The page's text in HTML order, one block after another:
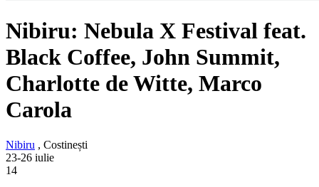
Nibiru: Nebula X Festival feat.
Black Coffee, John Summit,
Charlotte de Witte, Marco
Carola
Nibiru , Costinești
23-26 iulie
14